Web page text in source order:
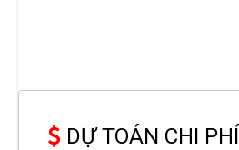
DỰ TOÁN CHI PHÍ